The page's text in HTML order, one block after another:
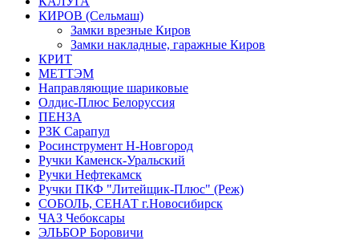
КИРОВ (Сельмаш)
Замки врезные Киров
Замки накладные, гаражные Киров
КРИТ
МЕТТЭМ
Направляющие шариковые
Олдис-Плюс Белоруссия
ПЕНЗА
РЗК Сарапул
Росинструмент Н-Новгород
Ручки Каменск-Уральский
Ручки Нефтекамск
Ручки ПКФ "Литейщик-Плюс" (Реж)
СОБОЛЬ, СЕНАТ г.Новосибирск
ЧАЗ Чебоксары
ЭЛЬБОР Боровичи